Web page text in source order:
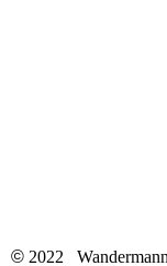
©2022